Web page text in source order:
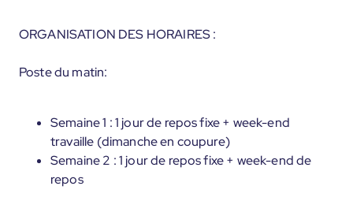
ORGANISATION DES HORAIRES :
Poste du matin:
Semaine 1 : 1 jour de repos fixe + week-end
travaille (dimanche en coupure)
Semaine 2 : 1 jour de repos fixe + week-end de
repos